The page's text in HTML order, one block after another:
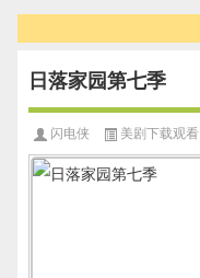
日落家园第七季
闪电侠 美剧下载观看